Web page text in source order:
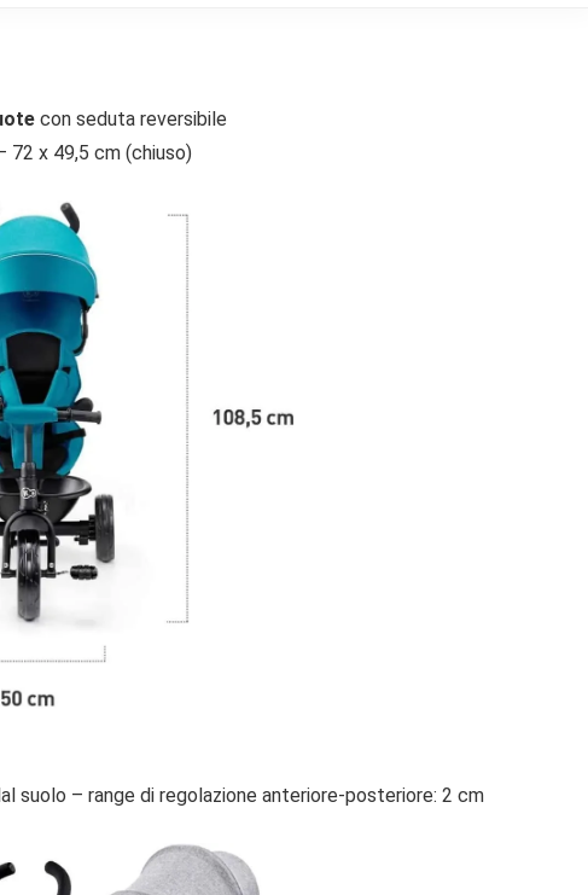
con seduta reversibile
72 x 49,5 cm (chiuso)
suolo – range di regolazione anteriore-posteriore: 2 cm